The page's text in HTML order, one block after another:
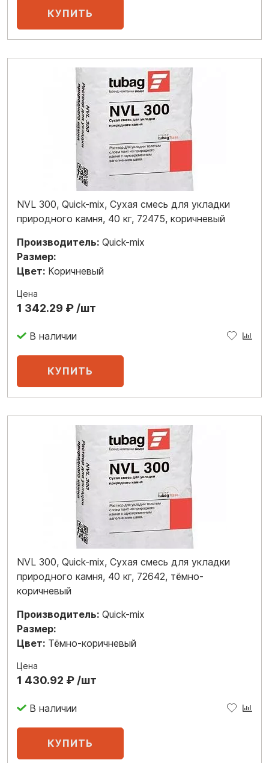
NVL 300, Quick-mix, Сухая смесь для укладки
природного камня, 40 кг, 72475, коричневый
Производитель: Quick-mix
Размер:
Цвет: Коричневый
Цена
1 342.29 ₽ /шт
В наличии
NVL 300, Quick-mix, Сухая смесь для укладки
природного камня, 40 кг, 72642, тёмно-
коричневый
Производитель: Quick-mix
Размер:
Цвет: Тёмно-коричневый
Цена
1 430.92 ₽ /шт
В наличии